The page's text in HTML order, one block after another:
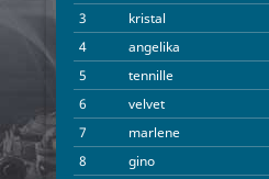
3
kristal
4
angelika
5
tennille
6
velvet
7
marlene
8
gino